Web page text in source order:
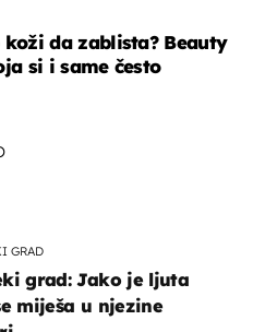
da zablista? Beauty
si i same često
GRAD
grad: Jako je ljuta
miješa u njezine